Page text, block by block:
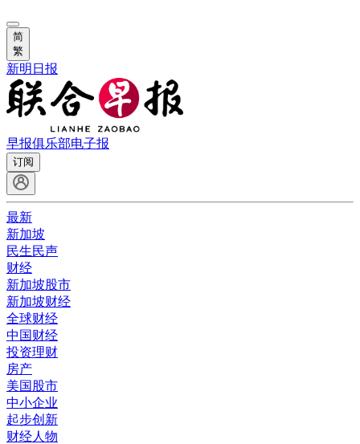
简
繁
新明日报
早报俱乐部电子报
订阅
最新
新加坡
民生民声
财经
新加坡股市
新加坡财经
全球财经
中国财经
投资理财
房产
美国股市
中小企业
起步创新
财经人物